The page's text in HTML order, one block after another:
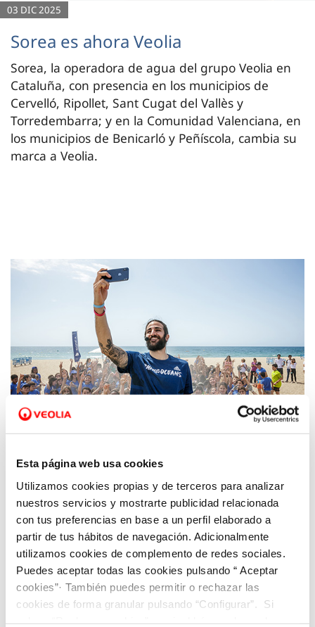
Esta página web usa cookies
Utilizamos cookies propias y de terceros para analizar
nuestros servicios y mostrarte publicidad relacionada
con tus preferencias en base a un perfil elaborado a
partir de tus hábitos de navegación. Adicionalmente
utilizamos cookies de complemento de redes sociales.
Puedes aceptar todas las cookies pulsando “ Aceptar
cookies”· También puedes permitir o rechazar las
cookies de forma granular pulsando “Configurar”. Si
03 DIC 2025
Sorea es ahora Veolia
Sorea, la operadora de agua del grupo Veolia en
Cataluña, con presencia en los municipios de
Cervelló, Ripollet, Sant Cugat del Vallès y
Torredembarra; y en la Comunidad Valenciana, en
los municipios de Benicarló y Peñíscola, cambia su
marca a Veolia.
12 JUN 2019
Los jóvenes de El Masnou ponen a punto su
playa